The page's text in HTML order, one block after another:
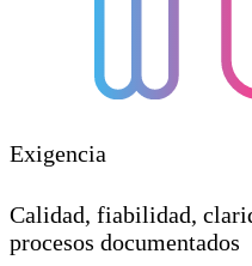
Exigencia
Calidad, fiabilidad,
procesos documentados